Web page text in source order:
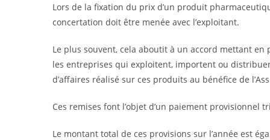
Lors de la fixation du prix d’un produit
concertation doit être menée avec l’exploitant.
Le plus souvent, cela aboutit à un accord mettant en
les entreprises qui exploitent, importent ou
d’affaires réalisé sur ces produits au bénéfice de
Ces remises font l’objet d’un paiement provisionnel
Le montant total de ces provisions sur l’année est